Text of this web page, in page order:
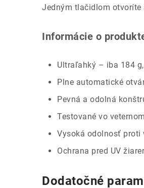
Jedným tlačidlom otvoríte
Informácie o
Ultraľahký – iba 184
Plne automatické
Pevná a odolná
Testované vo
Vysoká odolnosť proti
Ochrana pred UV
Dodatočné